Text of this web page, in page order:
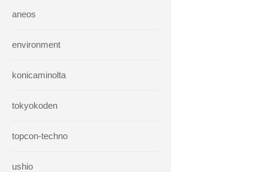
aneos
environment
konicaminolta
tokyokoden
topcon-techno
ushio